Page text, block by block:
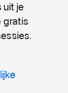
uit je
gratis